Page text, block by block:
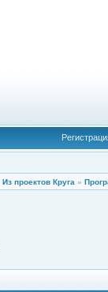
Из проектов Круга »